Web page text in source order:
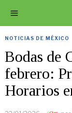
NOTICIAS DE MÉXICO
Bodas de
febrero:
Horarios